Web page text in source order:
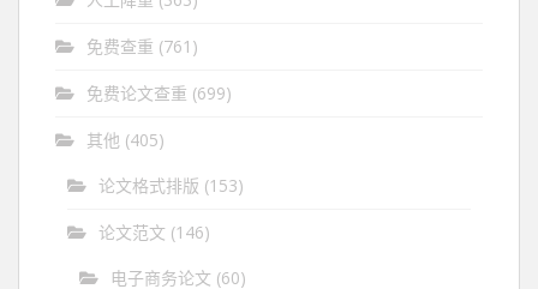
免费查重 (761)
免费论文查重 (699)
其他 (405)
论文格式排版 (153)
论文范文 (146)
电子商务论文 (60)